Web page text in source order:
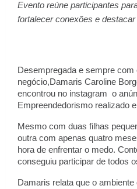
Evento reúne participantes
fortalecer conexões e
Desempregada e sempre
negócio,Damaris Caroline
encontrou no instagram o
Empreendedorismo realizado
Mesmo com duas filhas
outra com apenas quatro
hora de enfrentar o medo.
conseguiu participar de todos
Damaris relata que o